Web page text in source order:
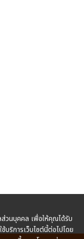
ส่วนบุคคล เพื่อให้คุณได้รับ
บริการเว็บไซต์นี้ต่อไปโดย